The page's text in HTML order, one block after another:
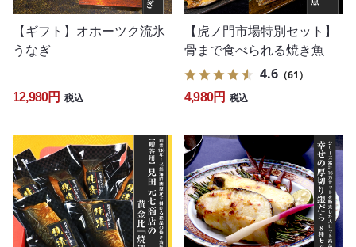
【ギフト】オホーツク流氷
うなぎ
12,980円 税込
【虎ノ門市場特別セット】
骨まで食べられる焼き魚
4.6 （61）
4,980円 税込